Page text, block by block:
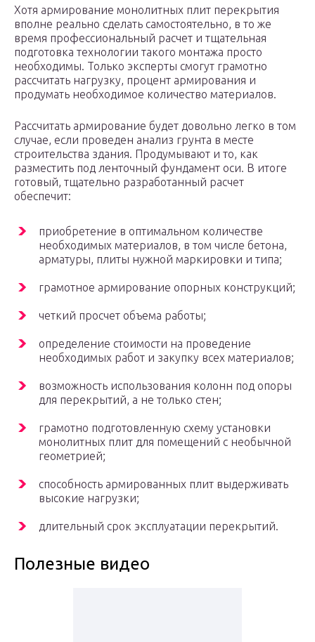
Хотя армирование монолитных плит перекрытия
вполне реально сделать самостоятельно, в то же
время профессиональный расчет и тщательная
подготовка технологии такого монтажа просто
необходимы. Только эксперты смогут грамотно
рассчитать нагрузку, процент армирования и
продумать необходимое количество материалов.
Рассчитать армирование будет довольно легко в том
случае, если проведен анализ грунта в месте
строительства здания. Продумывают и то, как
разместить под ленточный фундамент оси. В итоге
готовый, тщательно разработанный расчет
обеспечит:
приобретение в оптимальном количестве
необходимых материалов, в том числе бетона,
арматуры, плиты нужной маркировки и типа;
грамотное армирование опорных конструкций;
четкий просчет объема работы;
определение стоимости на проведение
необходимых работ и закупку всех материалов;
возможность использования колонн под опоры
для перекрытий, а не только стен;
грамотно подготовленную схему установки
монолитных плит для помещений с необычной
геометрией;
способность армированных плит выдерживать
высокие нагрузки;
длительный срок эксплуатации перекрытий.
Полезные видео